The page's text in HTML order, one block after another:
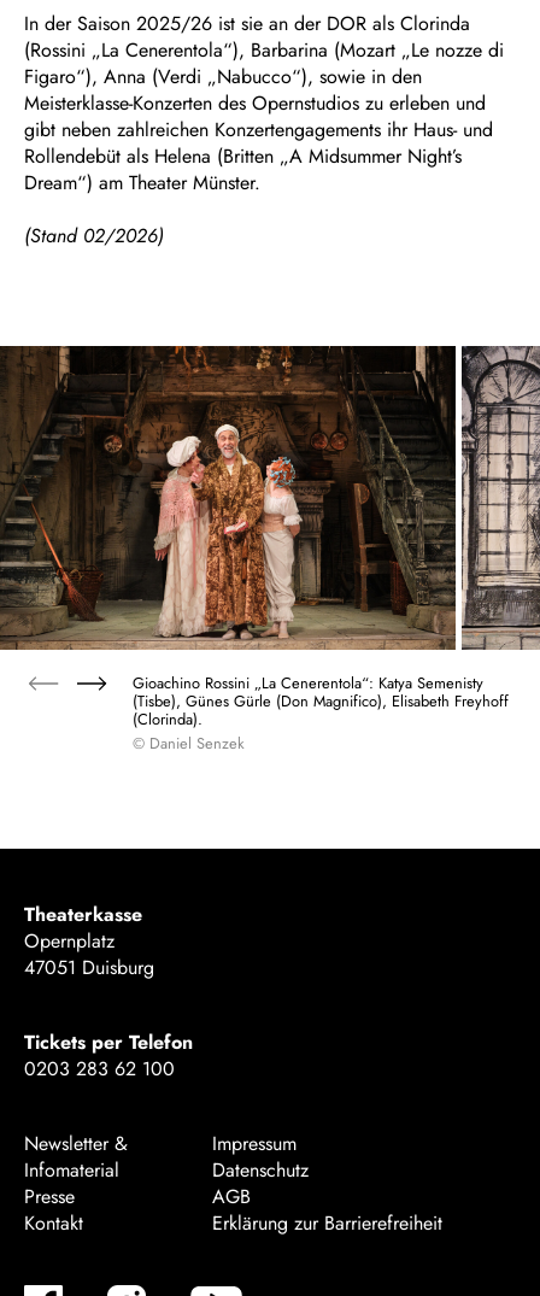
In der Saison 2025/26 ist sie an der DOR als Clorinda
(Rossini „La Cenerentola“), Barbarina (Mozart „Le nozze di
Figaro“), Anna (Verdi „Nabucco“), sowie in den
Meisterklasse-Konzerten des Opernstudios zu erleben und
gibt neben zahlreichen Konzertengagements ihr Haus- und
Rollendebüt als Helena (Britten „A Midsummer Night’s
Dream“) am Theater Münster.
(Stand 02/2026)
Gioachino Rossini „La Cenerentola“: Katya Semenisty
(Tisbe), Günes Gürle (Don Magnifico), Elisabeth Freyhoff
(Clorinda).
© Daniel Senzek
Theaterkasse
Opernplatz
47051 Duisburg
Tickets per Telefon
0203 283 62 100
Newsletter &
Infomaterial
Presse
Kontakt
Impressum
Datenschutz
AGB
Erklärung zur Barrierefreiheit